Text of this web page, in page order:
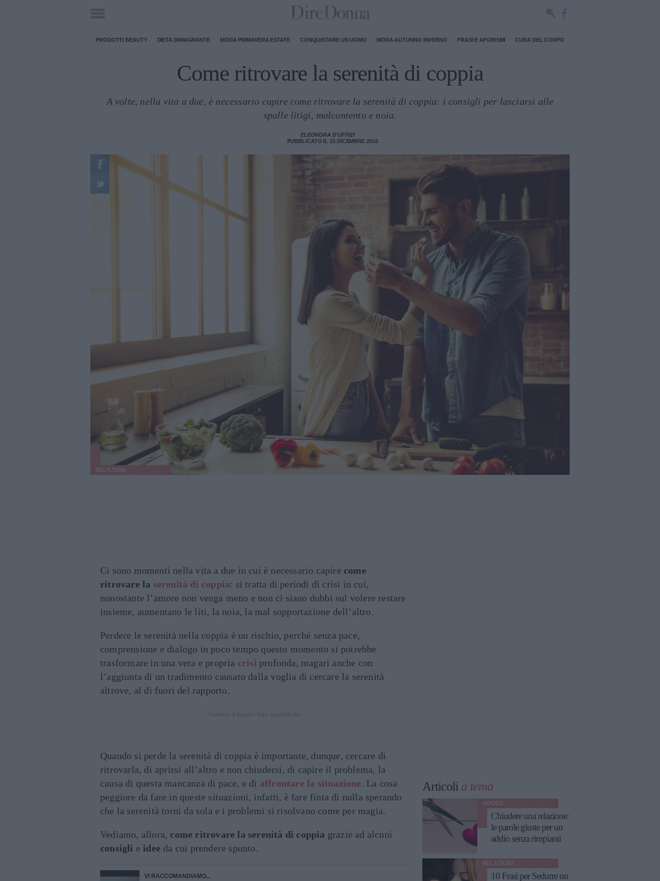
PRODOTTI BEAUTY DIETA DIMAGRANTE MODA PRIMAVERA ESTATE CONQUISTARE UN UOMO MODA AUTUNNO INVERNO FRASI E AFORISMI CURA DEL CORPO
Come ritrovare la serenità di coppia
A volte, nella vita a due, è necessario capire come ritrovare la serenità di coppia: i consigli per lasciarsi alle
spalle litigi, malcontento e noia.
ELEONORA D'UFFIZI
PUBBLICATO IL 15 DICEMBRE 2016
RELAZIONI
Ci sono momenti nella vita a due in cui è necessario capire come
ritrovare la serenità di coppia: si tratta di periodi di crisi in cui,
nonostante l’amore non venga meno e non ci siano dubbi sul volere restare
insieme, aumentano le liti, la noia, la mal sopportazione dell’altro.
Perdere le serenità nella coppia è un rischio, perché senza pace,
comprensione e dialogo in poco tempo questo momento si potrebbe
trasformare in una vera e propria crisi profonda, magari anche con
l’aggiunta di un tradimento causato dalla voglia di cercare la serenità
altrove, al di fuori del rapporto.
Quando si perde la serenità di coppia è importante, dunque, cercare di
ritrovarla, di aprirsi all’altro e non chiudersi, di capire il problema, la
causa di questa mancanza di pace, e di affrontare la situazione. La cosa
peggiore da fare in queste situazioni, infatti, è fare finta di nulla sperando
che la serenità torni da sola e i problemi si risolvano come per magia.
Vediamo, allora, come ritrovare la serenità di coppia grazie ad alcuni
consigli e idee da cui prendere spunto.
VI RACCOMANDIAMO...
Articoli a tema
AMORE
Chiudere una relazione:
le parole giuste per un
addio senza rimpianti
RELAZIONI
10 Frasi per Sedurre un